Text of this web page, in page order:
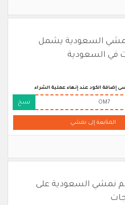
نمشي السعودية يشمل
في السعودية
إضافة الكود عند إنهاء عملية الشراء
OM7 نسخ
المتابعة إلى نمشي
خصم نمشي السعودية على